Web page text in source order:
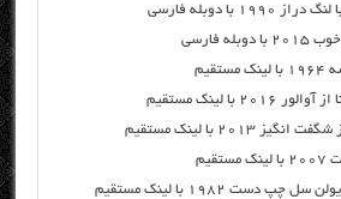
با دوبله فارسی
فارسی
با لینک مستقیم
۲۰۱۳ با لینک مستقیم
دست ۱۹۸۲ با لینک مستقیم